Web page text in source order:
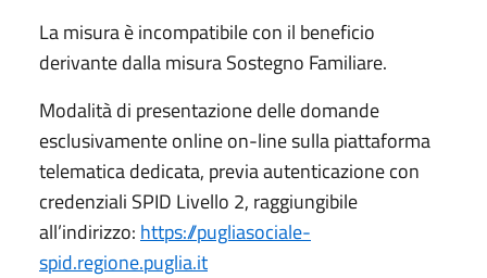
La misura è incompatibile con il beneficio
derivante dalla misura Sostegno Familiare.
Modalità di presentazione delle domande
esclusivamente online on-line sulla piattaforma
telematica dedicata, previa autenticazione con
credenziali SPID Livello 2, raggiungibile
all’indirizzo: https://pugliasociale-
spid.regione.puglia.it